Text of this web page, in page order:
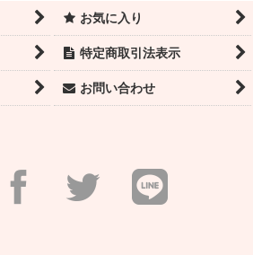
Heat Retention Wear
ウォームアップウェア
5,720 (税込)
Retention Wear ウォー
ムアップウェア ビッグ
ロゴ
お気に入り
特定商取引法表示
お問い合わせ